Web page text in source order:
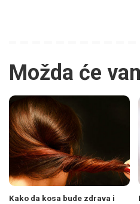
Možda će
Kako da kosa bude zdrava i